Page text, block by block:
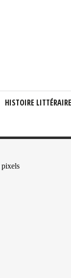
HISTOIRE LITTÉRAIRE
pixels